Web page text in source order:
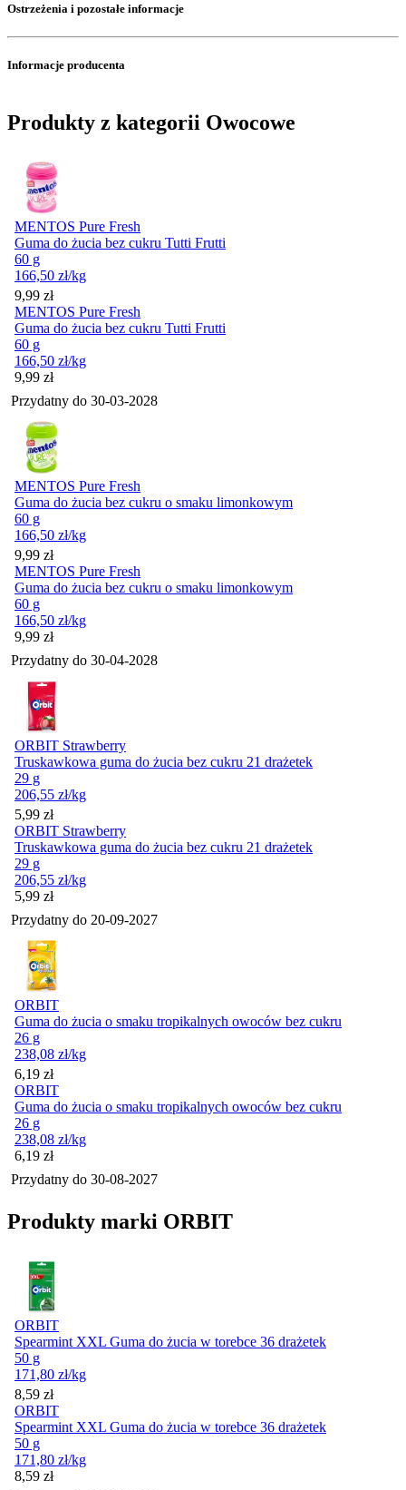
Ostrzeżenia i pozostałe informacje
Informacje producenta
Produkty z kategorii Owocowe
MENTOS Pure Fresh
Guma do żucia bez cukru Tutti Frutti
60 g
166,50 zł/kg
Cena
9,99 zł
MENTOS Pure Fresh
Guma do żucia bez cukru Tutti Frutti
60 g
166,50 zł/kg
Cena
9,99 zł
Przydatny do 30-03-2028
MENTOS Pure Fresh
Guma do żucia bez cukru o smaku limonkowym
60 g
166,50 zł/kg
Cena
9,99 zł
MENTOS Pure Fresh
Guma do żucia bez cukru o smaku limonkowym
60 g
166,50 zł/kg
Cena
9,99 zł
Przydatny do 30-04-2028
ORBIT Strawberry
Truskawkowa guma do żucia bez cukru 21 drażetek
29 g
206,55 zł/kg
Cena
5,99 zł
ORBIT Strawberry
Truskawkowa guma do żucia bez cukru 21 drażetek
29 g
206,55 zł/kg
Cena
5,99 zł
Przydatny do 20-09-2027
ORBIT
Guma do żucia o smaku tropikalnych owoców bez cukru
26 g
238,08 zł/kg
Cena
6,19 zł
ORBIT
Guma do żucia o smaku tropikalnych owoców bez cukru
26 g
238,08 zł/kg
Cena
6,19 zł
Przydatny do 30-08-2027
Produkty marki ORBIT
ORBIT
Spearmint XXL Guma do żucia w torebce 36 drażetek
50 g
171,80 zł/kg
Cena
8,59 zł
ORBIT
Spearmint XXL Guma do żucia w torebce 36 drażetek
50 g
171,80 zł/kg
Cena
8,59 zł